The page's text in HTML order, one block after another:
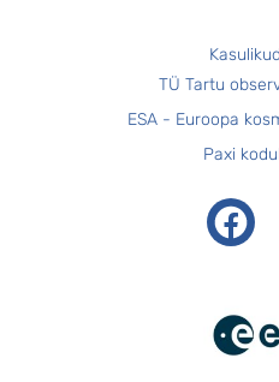
TÜ Tartu
ESA - Euroopa
Paxi